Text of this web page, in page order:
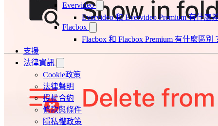
Evervideo
Evervideo 和 Evervideo Premium 有什麼
Flacbox
Flacbox 和 Flacbox Premium 有什麼區別
支援
法律資訊
Cookie政策
法律聲明
授權合約
條款與條件
隱私權政策